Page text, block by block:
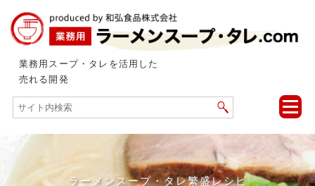
業務用スープ・タレを活用した
売れる開発
toggle
ラーメンスープ・タレ繁盛レシピ